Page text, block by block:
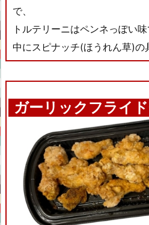
で、
トルテリーニはペンネっぽい味
中にスピナッチ(ほうれん草)の
ガーリックフライ